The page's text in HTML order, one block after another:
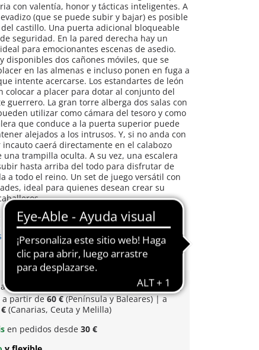
con valentía, honor y tácticas inteligentes. A
(que se puede subir y bajar) es posible
castillo. Una puerta adicional bloqueable
seguridad. En la pared derecha hay un
para emocionantes escenas de asedio.
disponibles dos cañones móviles, que se
en las almenas e incluso ponen en fuga a
intente acercarse. Los estandartes de león
colocar a placer para dotar al conjunto del
guerrero. La gran torre alberga dos salas con
utilizar como cámara del tesoro y como
que conduce a la puerta superior puede
alejados a los intrusos. Y, si no anda con
caerá directamente en el calabozo
trampilla oculta. A su vez, una escalera
hasta arriba del todo para disfrutar de
a todo el reino. Un set de juego versátil con
ideal para quienes desean crear su
de envío
partir normal
de 60 € (Península y Baleares)
a partir de60 €(Península y Baleares) | a
(Canarias, Ceuta y Melilla)
en pedidos desde 30 €